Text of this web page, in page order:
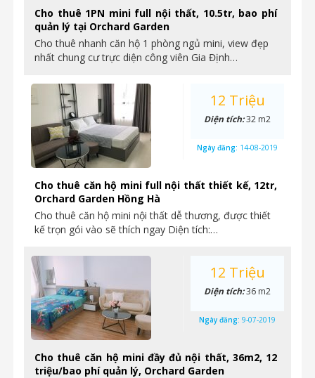
Cho thuê 1PN mini full nội thất, 10.5tr, bao phí
quản lý tại Orchard Garden
Cho thuê nhanh căn hộ 1 phòng ngủ mini, view đẹp
nhất chung cư trực diện công viên Gia Định…
Cho thuê căn hộ mini full nội thất thiết kế, 12tr,
Orchard Garden Hồng Hà
Cho thuê căn hộ mini nội thất dễ thương, được thiết
kế trọn gói vào sẽ thích ngay Diện tích:…
12 Triệu
Diện tích:32 m2
Ngày đăng: 14-08-2019
Cho thuê căn hộ mini đầy đủ nội thất, 36m2, 12
triệu/bao phí quản lý, Orchard Garden
12 Triệu
Diện tích:36 m2
Ngày đăng: 9-07-2019